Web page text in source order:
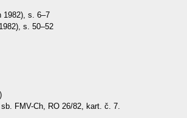
1982), s. 6–7
s. 50–52
FMV-Ch, RO 26/82, kart. č. 7.